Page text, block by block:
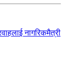
नागरिकमैत्री